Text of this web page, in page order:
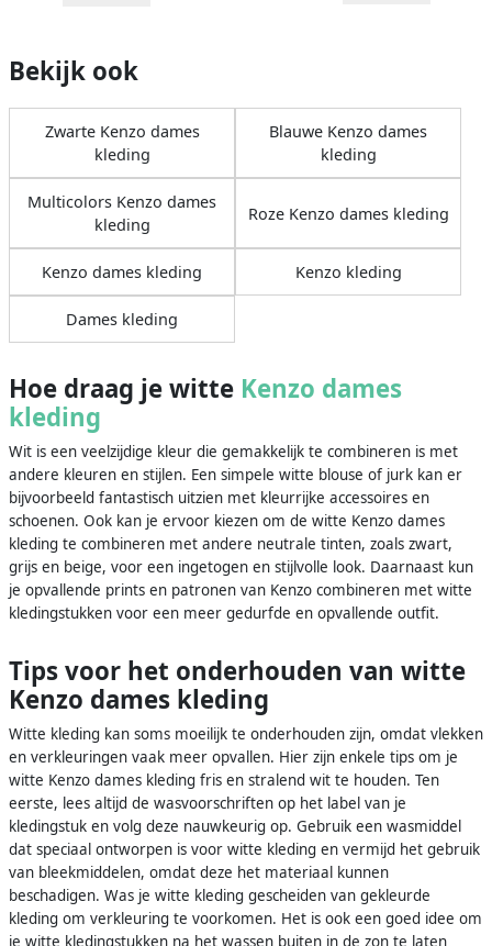
Bekijk ook
Zwarte Kenzo dames
kleding
Blauwe Kenzo dames
kleding
Multicolors Kenzo dames
kleding
Roze Kenzo dames kleding
Kenzo dames kleding Kenzo kleding
Dames kleding
Hoe draag je witte Kenzo dames
kleding
Wit is een veelzijdige kleur die gemakkelijk te combineren is met
andere kleuren en stijlen. Een simpele witte blouse of jurk kan er
bijvoorbeeld fantastisch uitzien met kleurrijke accessoires en
schoenen. Ook kan je ervoor kiezen om de witte Kenzo dames
kleding te combineren met andere neutrale tinten, zoals zwart,
grijs en beige, voor een ingetogen en stijlvolle look. Daarnaast kun
je opvallende prints en patronen van Kenzo combineren met witte
kledingstukken voor een meer gedurfde en opvallende outfit.
Tips voor het onderhouden van witte
Kenzo dames kleding
Witte kleding kan soms moeilijk te onderhouden zijn, omdat vlekken
en verkleuringen vaak meer opvallen. Hier zijn enkele tips om je
witte Kenzo dames kleding fris en stralend wit te houden. Ten
eerste, lees altijd de wasvoorschriften op het label van je
kledingstuk en volg deze nauwkeurig op. Gebruik een wasmiddel
dat speciaal ontworpen is voor witte kleding en vermijd het gebruik
van bleekmiddelen, omdat deze het materiaal kunnen
beschadigen. Was je witte kleding gescheiden van gekleurde
kleding om verkleuring te voorkomen. Het is ook een goed idee om
je witte kledingstukken na het wassen buiten in de zon te laten